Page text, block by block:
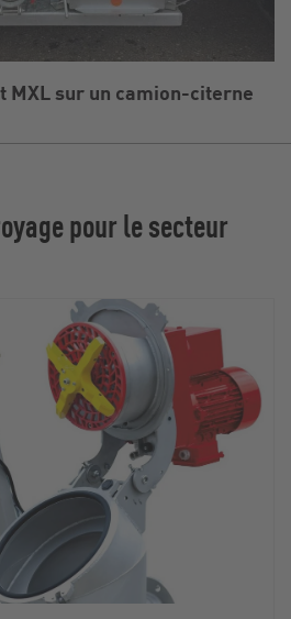
MXL sur un camion-citerne
pour le secteur